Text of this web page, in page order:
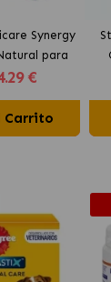
Synergy
para
Gatos
.29 €
Carrito